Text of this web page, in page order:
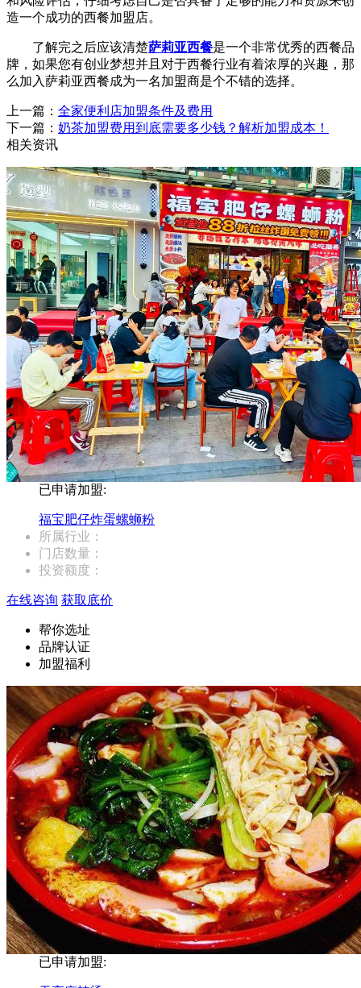
造一个成功的西餐加盟店。
了解完之后应该清楚萨莉亚西餐是一个非常优秀的西餐品
牌，如果您有创业梦想并且对于西餐行业有着浓厚的兴趣，那
么加入萨莉亚西餐成为一名加盟商是个不错的选择。
上一篇： 全家便利店加盟条件及费用
下一篇： 奶茶加盟费用到底需要多少钱？解析加盟成本！
相关资讯
已申请加盟:
福宝肥仔炸蛋螺蛳粉
所属行业：
门店数量：
投资额度：
在线咨询 获取底价
帮你选址
品牌认证
加盟福利
已申请加盟: